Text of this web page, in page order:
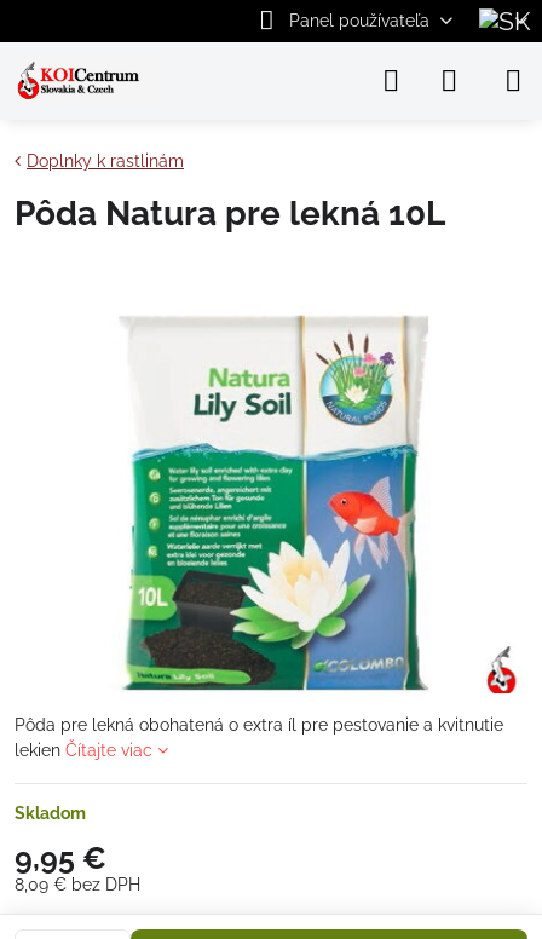
Panel používateľa
Doplnky k rastlinám
Pôda Natura pre lekná 10L
Pôda pre lekná obohatená o extra íl pre pestovanie a kvitnutie
lekien Čítajte viac
Skladom
9,95 €
8,09 € bez DPH